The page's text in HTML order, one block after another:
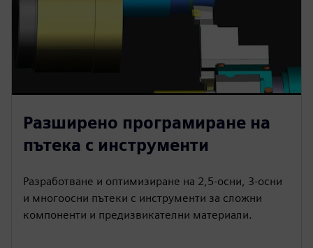
Разширено програмиране на
пътека с инструменти
Разработване и оптимизиране на 2,5-осни, 3-осни
и многоосни пътеки с инструменти за сложни
компоненти и предизвикателни материали.